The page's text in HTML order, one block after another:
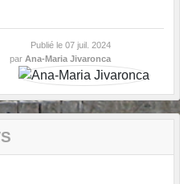
Publié le 07 juil. 2024
par Ana-Maria Jivaronca